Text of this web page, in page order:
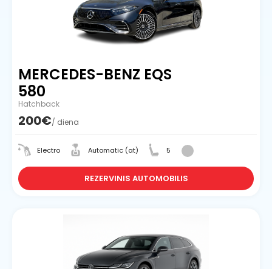
MERCEDES-BENZ EQS
580
Hatchback
200€/ diena
Electro Automatic (at) 5
REZERVINIS AUTOMOBILIS